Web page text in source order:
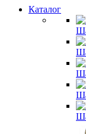
Каталог